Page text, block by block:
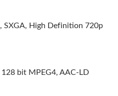
SXGA, High Definition 720p
bit MPEG4, AAC-LD